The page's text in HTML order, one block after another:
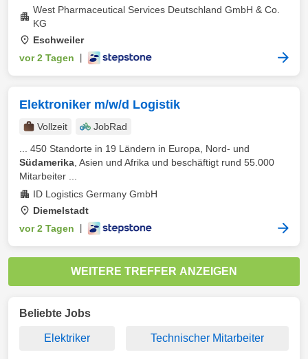
West Pharmaceutical Services Deutschland GmbH & Co.
KG
Eschweiler
vor 2 Tagen
Elektroniker m/w/d Logistik
Vollzeit
JobRad
... 450 Standorte in 19 Ländern in Europa, Nord- und
Südamerika , Asien und Afrika und beschäftigt rund 55.000
Mitarbeiter ...
ID Logistics Germany GmbH
Diemelstadt
vor 2 Tagen
WEITERE TREFFER ANZEIGEN
Beliebte Jobs
Elektriker Technischer Mitarbeiter